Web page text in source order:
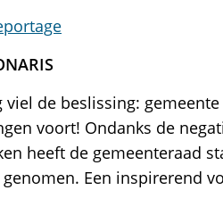
de beslissing:
voort! Ondanks de
heeft de gemeenteraad
Een inspirerend